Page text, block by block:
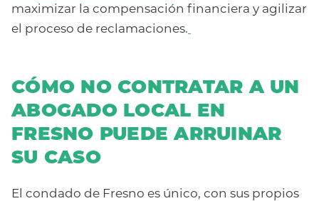
maximizar la compensación financiera y agilizar
el proceso de reclamaciones.
CÓMO NO CONTRATAR A UN
ABOGADO LOCAL EN
FRESNO PUEDE ARRUINAR
SU CASO
El condado de Fresno es único, con sus propios